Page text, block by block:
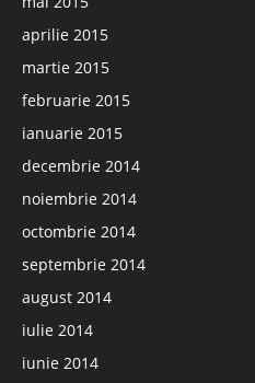
aprilie 2015
martie 2015
februarie 2015
ianuarie 2015
decembrie 2014
noiembrie 2014
octombrie 2014
septembrie 2014
august 2014
iulie 2014
iunie 2014